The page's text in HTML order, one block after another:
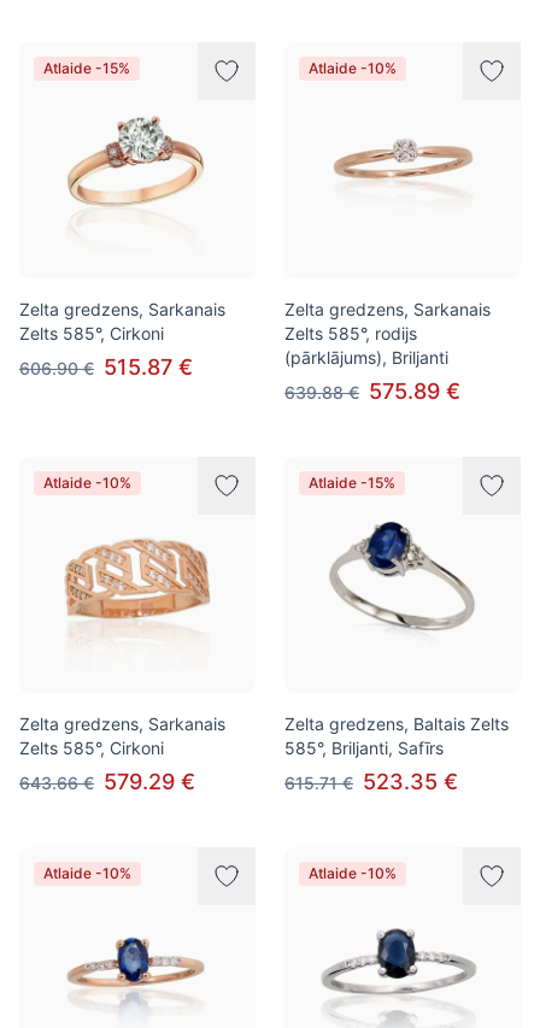
Atlaide -15%
Zelta gredzens, Sarkanais
Zelts 585°, Cirkoni
606.90 € 515.87 €
Atlaide -10%
Zelta gredzens, Sarkanais
Zelts 585°, rodijs
(pārklājums), Briljanti
639.88 € 575.89 €
Atlaide -10%
Zelta gredzens, Sarkanais
Zelts 585°, Cirkoni
643.66 € 579.29 €
Atlaide -15%
Zelta gredzens, Baltais Zelts
585°, Briljanti, Safīrs
615.71 € 523.35 €
Atlaide -10% Atlaide -10%